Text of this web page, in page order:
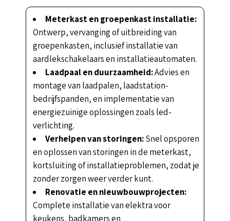
Meterkast en groepenkast installatie:
Ontwerp, vervanging of uitbreiding van
groepenkasten, inclusief installatie van
aardlekschakelaars en installatieautomaten.
Laadpaal en duurzaamheid:Advies en
montage van laadpalen, laadstation-
bedrijfspanden, en implementatie van
energiezuinige oplossingen zoals led-
verlichting.
Verhelpen van storingen:Snel opsporen
en oplossen van storingen in de meterkast,
kortsluiting of installatieproblemen, zodat je
zonder zorgen weer verder kunt.
Renovatie en nieuwbouwprojecten:
Complete installatie van elektra voor
keukens, badkamers en